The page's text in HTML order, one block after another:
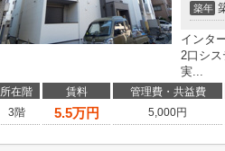
築年
インタ
2口シ
実...
所在階 賃料 管理費・共益費
3階
5.5万円 5,000円